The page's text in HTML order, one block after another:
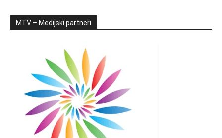
MTV – Medijski partneri